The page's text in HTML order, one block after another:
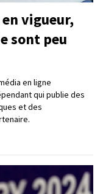
vigueur,
sont peu
en ligne
qui publie des
et des